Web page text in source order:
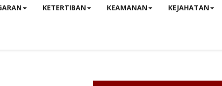
KETERTIBAN KEAMANAN KEJAHATAN